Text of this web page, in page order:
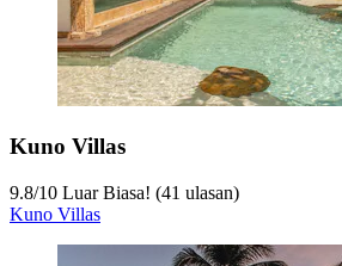
Kuno Villas
9.8/10 Luar Biasa! (41 ulasan)
Kuno Villas